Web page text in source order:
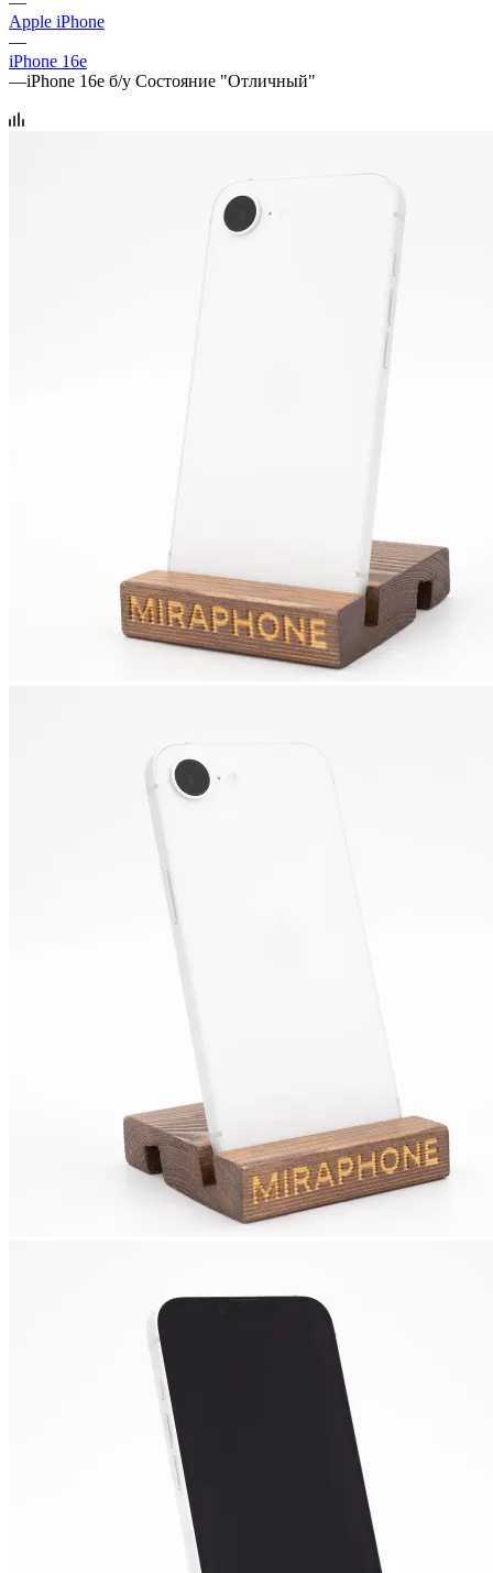
Apple iPhone
—
iPhone 16e
—iPhone 16e б/у Состояние "Отличный"